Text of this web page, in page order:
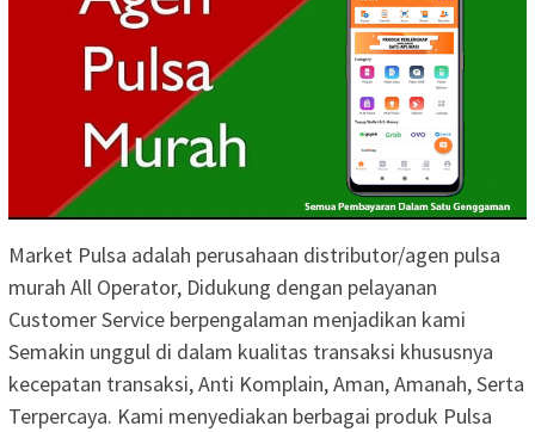
Market Pulsa adalah perusahaan distributor/agen pulsa
murah All Operator, Didukung dengan pelayanan
Customer Service berpengalaman menjadikan kami
Semakin unggul di dalam kualitas transaksi khususnya
kecepatan transaksi, Anti Komplain, Aman, Amanah, Serta
Terpercaya. Kami menyediakan berbagai produk Pulsa